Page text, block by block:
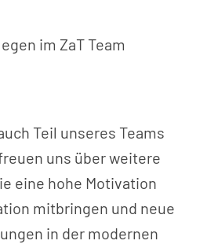
Teil unseres Teams
uns über weitere
eine hohe Motivation
mitbringen und neue
in der modernen